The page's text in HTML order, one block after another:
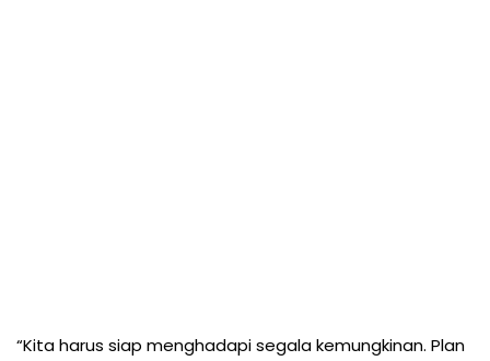
“Kita harus siap menghadapi segala kemungkinan. Plan